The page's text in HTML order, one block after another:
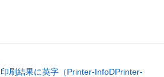
印刷結果に英字（Printer-InfoDPrinter-